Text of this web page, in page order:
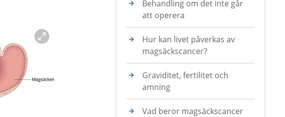
Behandling om det inte går
att operera
Hur kan livet påverkas av
magsäckscancer?
Graviditet, fertilitet och
amning
Vad beror magsäckscancer